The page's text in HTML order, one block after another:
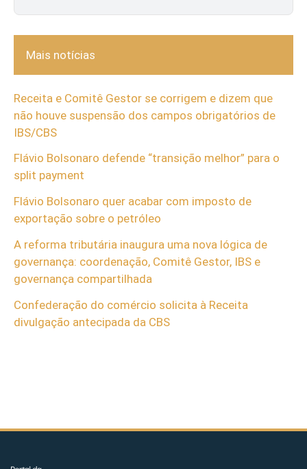
Mais notícias
Receita e Comitê Gestor se corrigem e dizem que
não houve suspensão dos campos obrigatórios de
IBS/CBS
Flávio Bolsonaro defende “transição melhor” para o
split payment
Flávio Bolsonaro quer acabar com imposto de
exportação sobre o petróleo
A reforma tributária inaugura uma nova lógica de
governança: coordenação, Comitê Gestor, IBS e
governança compartilhada
Confederação do comércio solicita à Receita
divulgação antecipada da CBS